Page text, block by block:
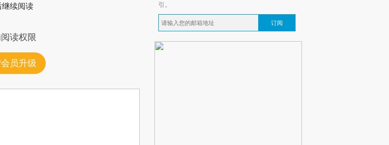
继续阅读
读权限
员升级
引。
订阅